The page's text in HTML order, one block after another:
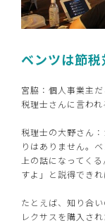
ベンツは節税
宮脇：個人事業主
税理士さんに言わ
税理士の大野さん
りはありません。
上の話になってく
すよ」と説得できれ
たとえば、知り合
レクサスを購入さ